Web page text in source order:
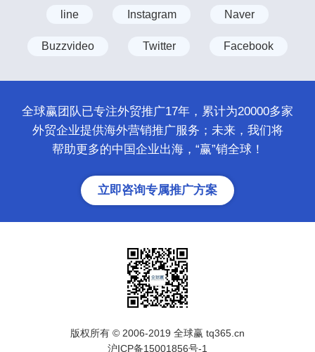
line Instagram Naver
Buzzvideo Twitter Facebook
全球赢团队已专注外贸推广17年，累计为20000多家
外贸企业提供海外营销推广服务；未来，我们将
帮助更多的中国企业出海，“赢”销全球！
立即咨询专属推广方案
版权所有 © 2006-2019 全球赢 tq365.cn
沪ICP备15001856号-1